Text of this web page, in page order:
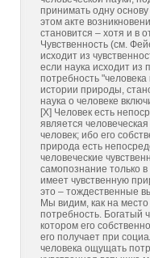
принимать одну
этом акте
становится – хотя и в
Чувственность (см.
исходит из
если наука исходит из
потребность
истории природы,
наука о человеке
[X] Человек есть
является
человек; ибо его
природа есть
человеческие
самопознание только
имеет чувственную
это – тождественные
Мы видим, как на место
потребность. Богатый
котором его
его получает при
человека ощущать